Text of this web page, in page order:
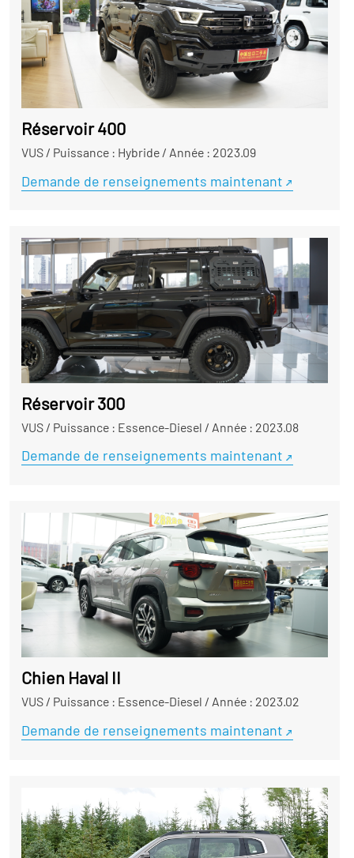
Réservoir 400
VUS/ Puissance : Hybride/ Année : 2023.09
Demande de renseignements maintenant
Réservoir 300
VUS/ Puissance : Essence-Diesel / Année : 2023.08
Demande de renseignements maintenant
Chien Haval II
VUS/ Puissance : Essence-Diesel / Année : 2023.02
Demande de renseignements maintenant